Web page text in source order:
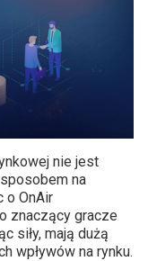
nie jest
na
o OnAir
znaczący gracze
siły, mają dużą
wpływów na rynku.